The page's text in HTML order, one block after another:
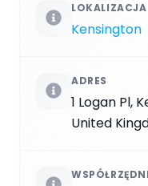
LOKALIZACJA
Kensington
ADRES
1 Logan Pl,
United